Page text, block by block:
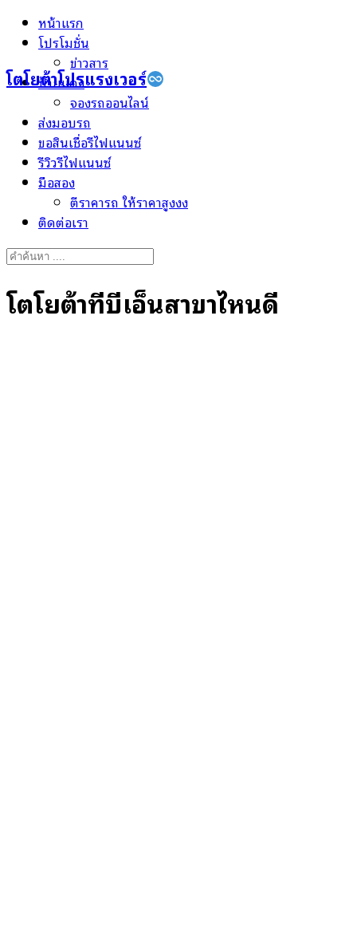
Skip
โตโยต้าโปรแรงเวอร์
หน้าแรก
โปรโมชั่น
ข่าวสาร
ป้ายแดง
จองรถออนไลน์
ส่งมอบรถ
ขอสินเชื่อรีไฟแนนซ์
รีวิวรีไฟแนนซ์
มือสอง
ตีราคารถ ให้ราคาสูงงง
ติดต่อเรา
Search
โตโยต้าทีบีเอ็นสาขาไหนดี